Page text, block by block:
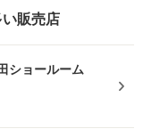
販売店
ショールーム